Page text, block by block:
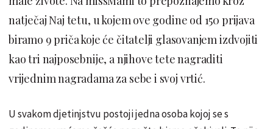
natječaj Naj tetu, u kojem ove godine od 150 prijava
biramo 9 priča koje će čitatelji glasovanjem izdvojiti
kao tri najposebnije, a njihove tete nagraditi
vrijednim nagradama za sebe i svoj vrtić.
U svakom djetinjstvu postoji jedna osoba kojoj se s